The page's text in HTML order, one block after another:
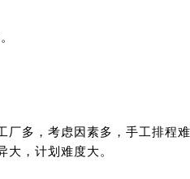
多，考虑因素多，手工排程
，计划难度大。